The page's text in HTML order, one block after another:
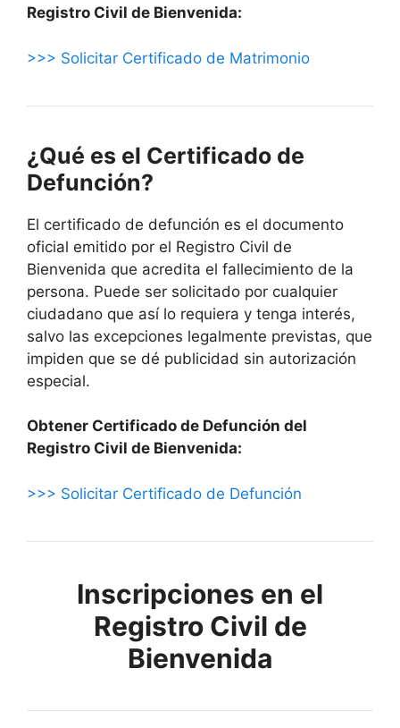
Registro Civil de Bienvenida:
>>> Solicitar Certificado de Matrimonio
¿Qué es el Certificado de
Defunción?
El certificado de defunción es el documento
oficial emitido por el Registro Civil de
Bienvenida que acredita el fallecimiento de la
persona. Puede ser solicitado por cualquier
ciudadano que así lo requiera y tenga interés,
salvo las excepciones legalmente previstas, que
impiden que se dé publicidad sin autorización
especial.
Obtener Certificado de Defunción del
Registro Civil de Bienvenida:
>>> Solicitar Certificado de Defunción
Inscripciones en el
Registro Civil de
Bienvenida